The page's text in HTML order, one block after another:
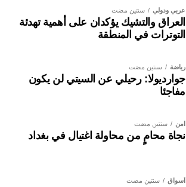
عربي ودولي سنتين مضت
العراق والتشيك يؤكدان على أهمية تهدئة
التوترات في المنطقة
رياضة سنتين مضت
جوارديولا: رحيلي عن السيتي لن يكون
مفاجئا
أمن سنتين مضت
نجاة محامٍ من محاولة اغتيال في بغداد
أسواق سنتين مضت